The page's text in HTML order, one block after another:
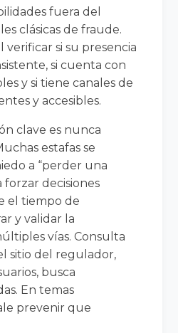
fuera del
clásicas de fraude.
verificar si su presencia
si cuenta con
y si tiene canales de
y accesibles.
clave es nunca
estafas se
a “perder una
decisiones
el tiempo de
y validar la
vías. Consulta
sitio del regulador,
busca
En temas
prevenir que